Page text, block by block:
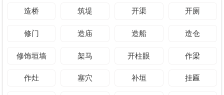
造桥 筑堤 开渠 开厕
修门 造庙 造船 造仓
修饰垣墙 架马 开柱眼 作梁
作灶 塞穴 补垣 挂匾